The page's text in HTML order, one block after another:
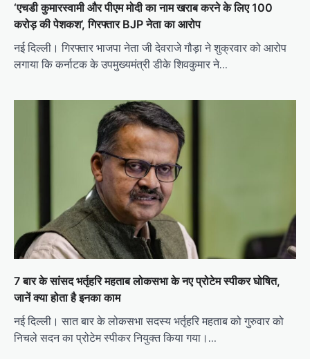
‘एचडी कुमारस्वामी और पीएम मोदी का नाम खराब करने के लिए 100
करोड़ की पेशकश’, गिरफ्तार BJP नेता का आरोप
नई दिल्ली। गिरफ्तार भाजपा नेता जी देवराजे गौड़ा ने शुक्रवार को आरोप
लगाया कि कर्नाटक के उपमुख्यमंत्री डीके शिवकुमार ने…
7 बार के सांसद भर्तृहरि महताब लोकसभा के नए प्रोटेम स्पीकर घोषित,
जानें क्या होता है इनका काम
नई दिल्ली। सात बार के लोकसभा सदस्य भर्तृहरि महताब को गुरुवार को
निचले सदन का प्रोटेम स्पीकर नियुक्त किया गया।…